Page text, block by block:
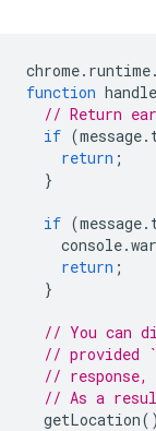
chrome. runtime.
function
// Return
if (message.
return ;
}
if (message.
console.
return ;
}
// You can
// provided
//
// As a
getLocation